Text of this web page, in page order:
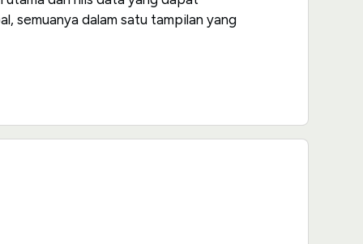
semuanya dalam satu tampilan yang